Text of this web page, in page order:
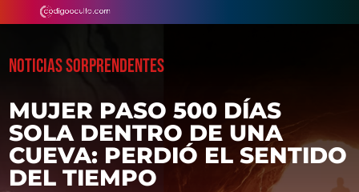
NOTICIAS SORPRENDENTES
MUJER PASO 500 DÍAS
SOLA DENTRO DE UNA
CUEVA: PERDIÓ EL SENTIDO
DEL TIEMPO